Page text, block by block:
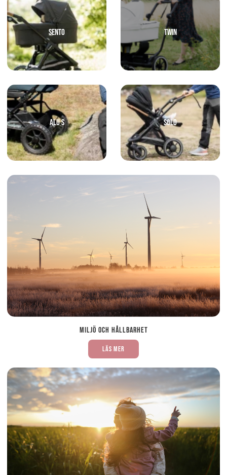
Sento TWIN
ALU S SOLO
Miljö och hållbarhet
Läs mer